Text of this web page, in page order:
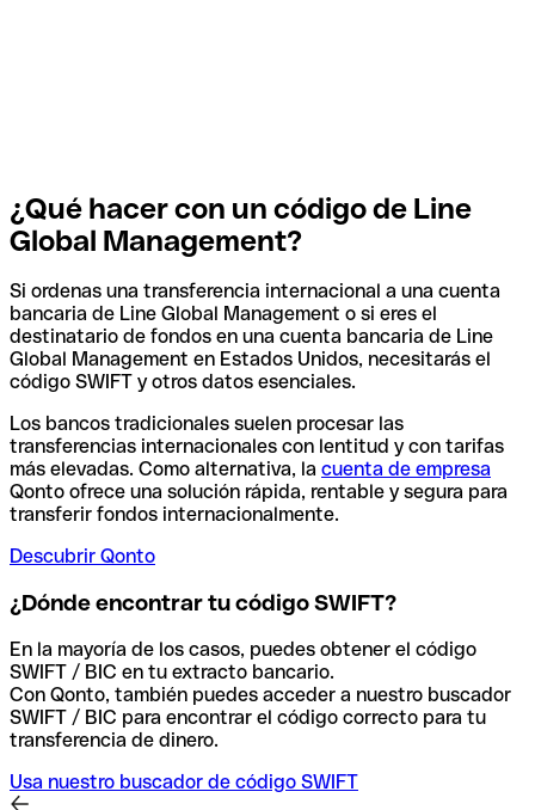
¿Qué hacer con un código de Line
Global Management?
Si ordenas una transferencia internacional a una cuenta
bancaria de Line Global Management o si eres el
destinatario de fondos en una cuenta bancaria de Line
Global Management en Estados Unidos, necesitarás el
código SWIFT y otros datos esenciales.
Los bancos tradicionales suelen procesar las
transferencias internacionales con lentitud y con tarifas
más elevadas. Como alternativa, la cuenta de empresa
Qonto ofrece una solución rápida, rentable y segura para
transferir fondos internacionalmente.
Descubrir Qonto
¿Dónde encontrar tu código SWIFT?
En la mayoría de los casos, puedes obtener el código
SWIFT / BIC en tu extracto bancario.
Con Qonto, también puedes acceder a nuestro buscador
SWIFT / BIC para encontrar el código correcto para tu
transferencia de dinero.
Usa nuestro buscador de código SWIFT